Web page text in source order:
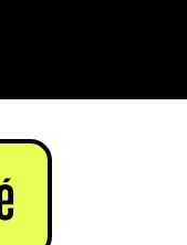
L’actu
du rail